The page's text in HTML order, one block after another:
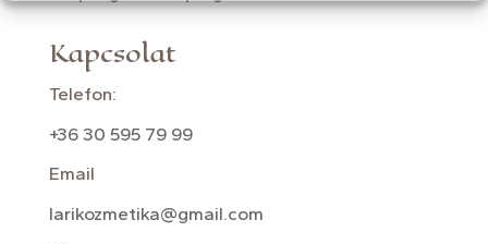
Kapcsolat
Telefon:
+36 30 595 79 99
Email
larikozmetika@gmail.com